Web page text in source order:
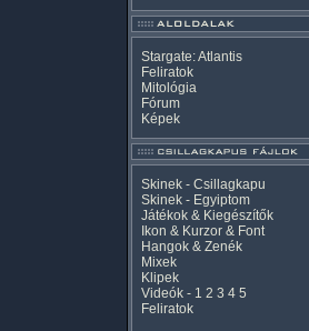
Stargate: Atlantis
Feliratok
Mitológia
Fórum
Képek
Skinek - Csillagkapu
Skinek - Egyiptom
Játékok & Kiegészítők
Ikon & Kurzor & Font
Hangok & Zenék
Mixek
Klipek
Videók - 1 2 3 4 5
Feliratok